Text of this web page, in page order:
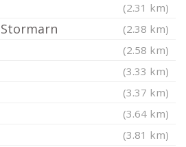
(2.31 km)
(2.38 km)
(2.58 km)
(3.33 km)
(3.37 km)
(3.64 km)
(3.81 km)